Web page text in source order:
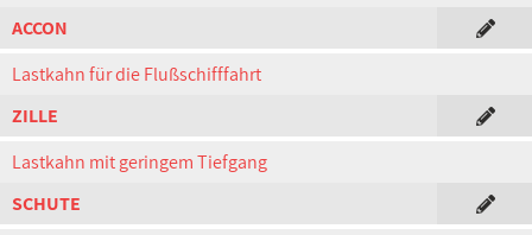
ACCON
Lastkahn für die Flußschifffahrt
ZILLE
Lastkahn mit geringem Tiefgang
SCHUTE